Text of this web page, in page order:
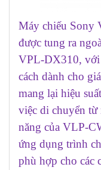
Máy chiếu Sony
được tung ra
VPL-DX310, với
cách dành cho
mang lại hiệu
việc di chuyển
năng của VLP-
ứng dụng trình
phù hợp cho các